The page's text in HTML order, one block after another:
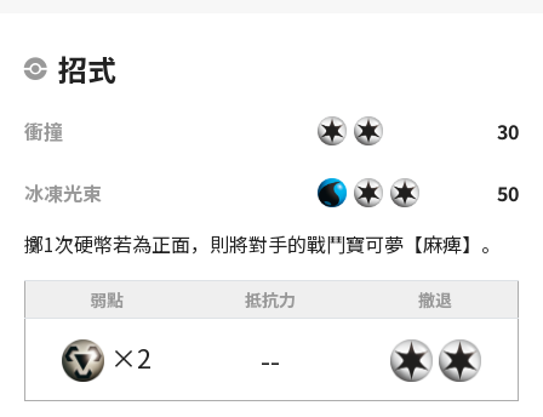
招式
衝撞 30
冰凍光束
50
擲1次硬幣若為正面，則將對手的戰鬥寶可夢【麻痺】。
弱點 抵抗力 撤退
×2 --